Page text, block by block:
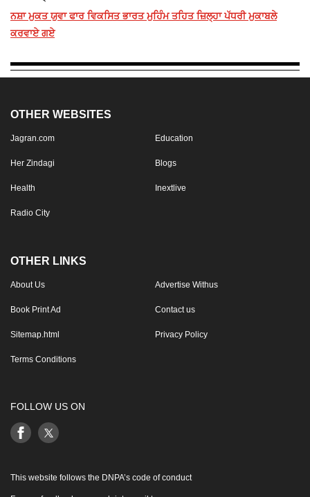
ਨਸ਼ਾ ਮੁਕਤ ਯੁਵਾ ਫਾਰ ਵਿਕਸਿਤ ਭਾਰਤ ਮੁਹਿੰਮ ਤਹਿਤ ਜ਼ਿਲ੍ਹਾ ਪੱਧਰੀ ਮੁਕਾਬਲੇ
ਕਰਵਾਏ ਗਏ
OTHER WEBSITES
Jagran.com Education
Her Zindagi Blogs
Health Inextlive
Radio City
OTHER LINKS
About Us Advertise Withus
Book Print Ad Contact us
Sitemap.html Privacy Policy
Terms Conditions
FOLLOW US ON
This website follows the DNPA’s code of conduct